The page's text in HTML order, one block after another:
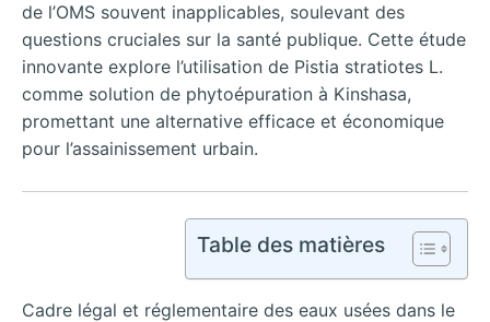
de l’OMS souvent inapplicables, soulevant des
questions cruciales sur la santé publique. Cette étude
innovante explore l’utilisation de Pistia stratiotes L.
comme solution de phytoépuration à Kinshasa,
promettant une alternative efficace et économique
pour l’assainissement urbain.
Table des matières
Cadre légal et réglementaire des eaux usées dans le